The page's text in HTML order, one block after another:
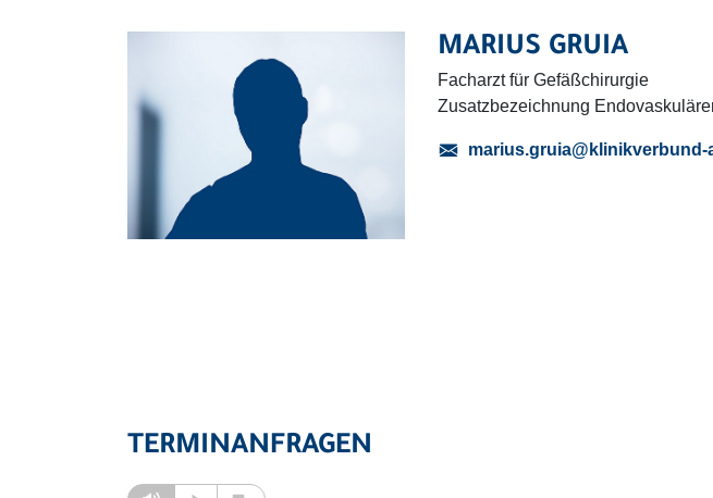
MARIUS GRUIA
Facharzt für Gefäßchirurgie
Zusatzbezeichnung
marius.gruia@klinikverbund-
TERMINANFRAGEN